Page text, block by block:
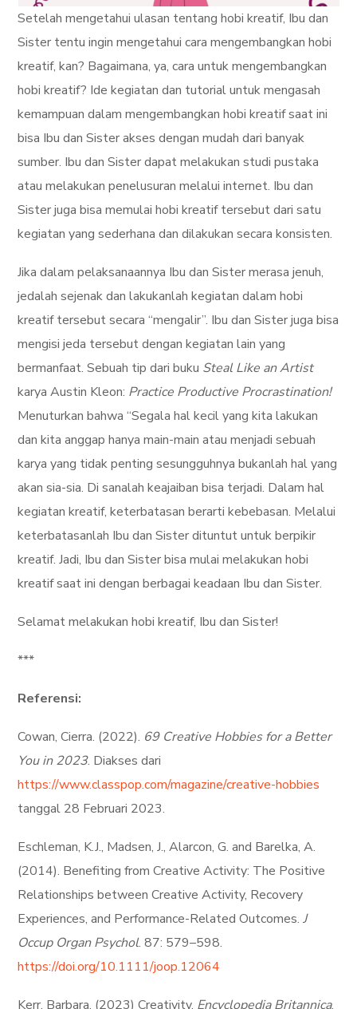
Setelah mengetahui ulasan tentang hobi kreatif, Ibu dan
Sister tentu ingin mengetahui cara mengembangkan hobi
kreatif, kan? Bagaimana, ya, cara untuk mengembangkan
hobi kreatif? Ide kegiatan dan tutorial untuk mengasah
kemampuan dalam mengembangkan hobi kreatif saat ini
bisa Ibu dan Sister akses dengan mudah dari banyak
sumber. Ibu dan Sister dapat melakukan studi pustaka
atau melakukan penelusuran melalui internet. Ibu dan
Sister juga bisa memulai hobi kreatif tersebut dari satu
kegiatan yang sederhana dan dilakukan secara konsisten.
Jika dalam pelaksanaannya Ibu dan Sister merasa jenuh,
jedalah sejenak dan lakukanlah kegiatan dalam hobi
kreatif tersebut secara “mengalir”. Ibu dan Sister juga bisa
mengisi jeda tersebut dengan kegiatan lain yang
bermanfaat. Sebuah tip dari buku Steal Like an Artist
karya Austin Kleon: Practice Productive Procrastination!
Menuturkan bahwa “Segala hal kecil yang kita lakukan
dan kita anggap hanya main-main atau menjadi sebuah
karya yang tidak penting sesungguhnya bukanlah hal yang
akan sia-sia. Di sanalah keajaiban bisa terjadi. Dalam hal
kegiatan kreatif, keterbatasan berarti kebebasan. Melalui
keterbatasanlah Ibu dan Sister dituntut untuk berpikir
kreatif. Jadi, Ibu dan Sister bisa mulai melakukan hobi
kreatif saat ini dengan berbagai keadaan Ibu dan Sister.
Selamat melakukan hobi kreatif, Ibu dan Sister!
***
Referensi:
Cowan, Cierra. (2022). 69 Creative Hobbies for a Better
You in 2023. Diakses dari
https://www.classpop.com/magazine/creative-hobbies
tanggal 28 Februari 2023.
Eschleman, K.J., Madsen, J., Alarcon, G. and Barelka, A.
(2014). Benefiting from Creative Activity: The Positive
Relationships between Creative Activity, Recovery
Experiences, and Performance-Related Outcomes.J
Occup Organ Psychol. 87: 579–598.
https://doi.org/10.1111/joop.12064
Kerr, Barbara. (2023) Creativity. Encyclopedia Britannica.